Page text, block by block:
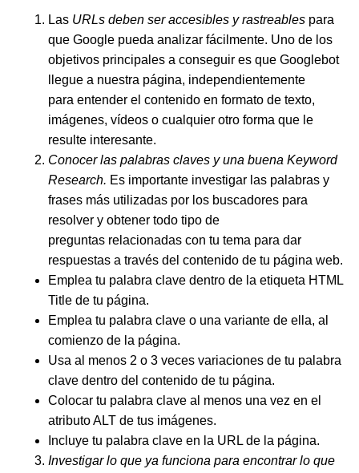
Las URLs deben ser accesibles y rastreables para
que Google pueda analizar fácilmente. Uno de los
objetivos principales a conseguir es que Googlebot
llegue a nuestra página, independientemente
para entender el contenido en formato de texto,
imágenes, vídeos o cualquier otro forma que le
resulte interesante.
Conocer las palabras claves y una buena Keyword
Research. Es importante investigar las palabras y
frases más utilizadas por los buscadores para
resolver y obtener todo tipo de
preguntas relacionadas con tu tema para dar
respuestas a través del contenido de tu página web.
Emplea tu palabra clave dentro de la etiqueta HTML
Title de tu página.
Emplea tu palabra clave o una variante de ella, al
comienzo de la página.
Usa al menos 2 o 3 veces variaciones de tu palabra
clave dentro del contenido de tu página.
Colocar tu palabra clave al menos una vez en el
atributo ALT de tus imágenes.
Incluye tu palabra clave en la URL de la página.
Investigar lo que ya funciona para encontrar lo que